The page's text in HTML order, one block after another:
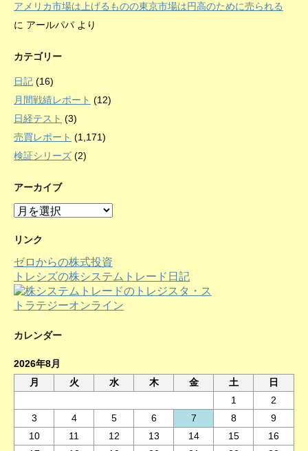
アメリカ市場は上げるものの東京市場は円高のために売られる
に アールパパ より
カテゴリー
日記 (16)
月間戦績レポート (12)
日経テスト (3)
売買レポート (1,171)
検証シリーズ (2)
アーカイブ
ア
カ
ブ
リンク
ゼロからの株式投資
トレシズの株システムトレード日記
カレンダー
2026年8月
月
火 水 木 金 土
日
1
2
3
4 5 6 7 8
9
10
11 12 13 14 15
16